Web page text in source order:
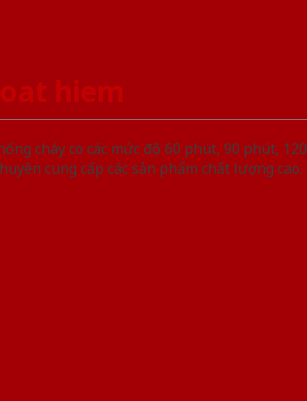
hiem
cháy có các mức độ 60 phút, 90 phút,
cung cấp các sản phẩm chất lượng cao.